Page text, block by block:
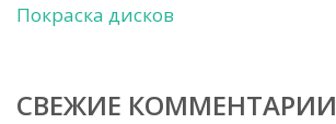
Покраска дисков
СВЕЖИЕ КОММЕНТАРИИ